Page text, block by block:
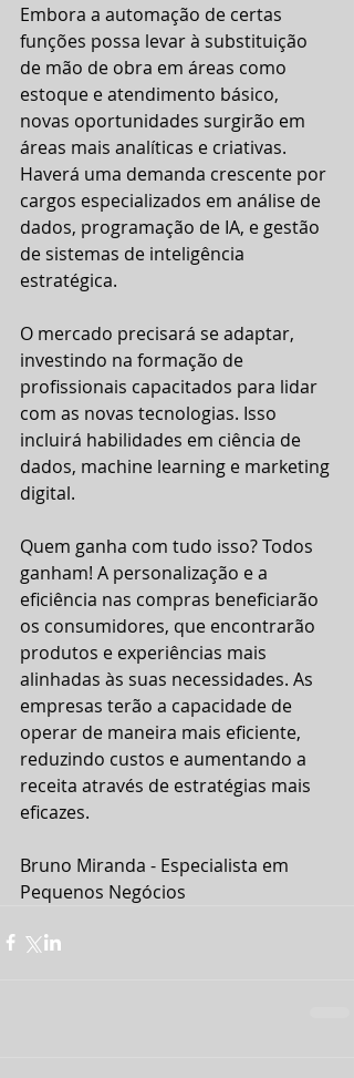
Embora a automação de certas
funções possa levar à substituição
de mão de obra em áreas como
estoque e atendimento básico,
novas oportunidades surgirão em
áreas mais analíticas e criativas.
Haverá uma demanda crescente por
cargos especializados em análise de
dados, programação de IA, e gestão
de sistemas de inteligência
estratégica.
O mercado precisará se adaptar,
investindo na formação de
profissionais capacitados para lidar
com as novas tecnologias. Isso
incluirá habilidades em ciência de
dados, machine learning e marketing
digital.
Quem ganha com tudo isso? Todos
ganham! A personalização e a
eficiência nas compras beneficiarão
os consumidores, que encontrarão
produtos e experiências mais
alinhadas às suas necessidades. As
empresas terão a capacidade de
operar de maneira mais eficiente,
reduzindo custos e aumentando a
receita através de estratégias mais
eficazes.
Bruno Miranda - Especialista em
Pequenos Negócios